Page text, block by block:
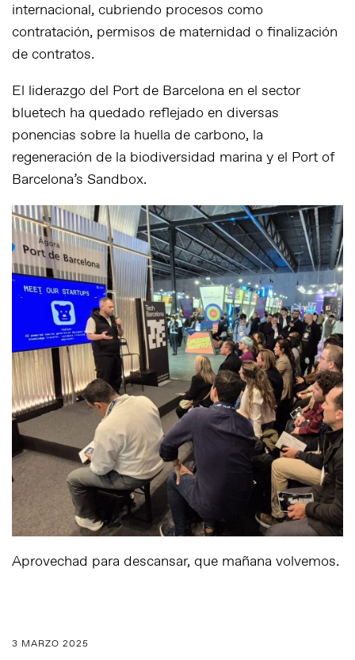
internacional, cubriendo procesos como
contratación, permisos de maternidad o finalización
de contratos.
El liderazgo del Port de Barcelona en el sector
bluetech ha quedado reflejado en diversas
ponencias sobre la huella de carbono, la
regeneración de la biodiversidad marina y el Port of
Barcelona’s Sandbox.
Aprovechad para descansar, que mañana volvemos.
3 MARZO 2025